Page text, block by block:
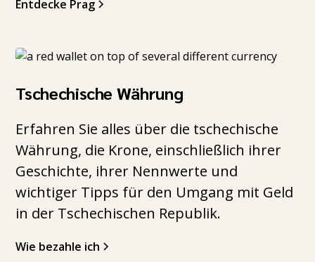
Entdecke Prag
Tschechische Währung
Erfahren Sie alles über die tschechische
Währung, die Krone, einschließlich ihrer
Geschichte, ihrer Nennwerte und
wichtiger Tipps für den Umgang mit Geld
in der Tschechischen Republik.
Wie bezahle ich